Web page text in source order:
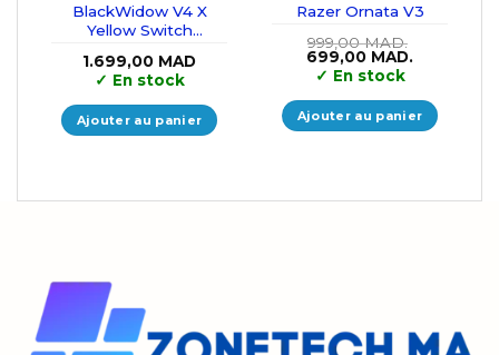
BlackWidow V4 X
Yellow Switch
1.699,00 MAD
✓ En stock
Ajouter au panier
Razer Ornata V3
999,00MAD.
Le
prix
initial
était :
999,00 MAD..
699,00 MAD.
est :
699,00
✓ En stock
Ajouter au panier